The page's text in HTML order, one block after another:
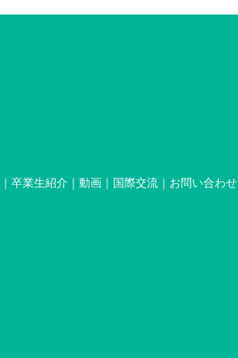
卒業生紹介 動画 国際交流 お問い合わせ